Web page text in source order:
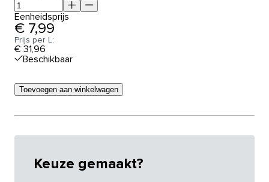
Eenheidsprijs
€ 7,99
Prijs per L:
€ 31,96
Beschikbaar
Toevoegen aan winkelwagen
Keuze gemaakt?